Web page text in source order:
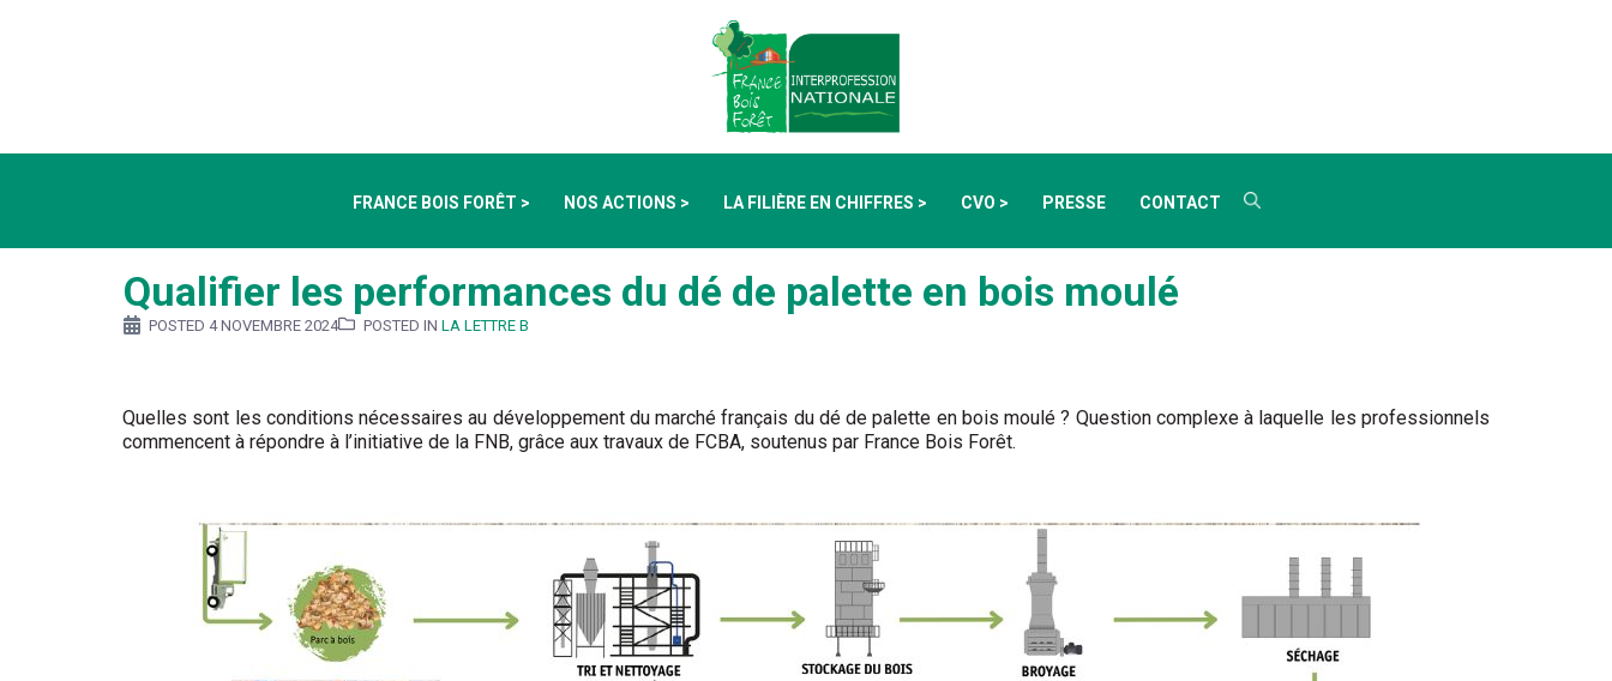
FRANCE BOIS FORÊT > NOS ACTIONS > LA FILIÈRE EN CHIFFRES > CVO > PRESSE CONTACT
Qualifier les performances du dé de palette en bois moulé
POSTED 4 NOVEMBRE 2024 POSTED IN LA LETTRE B
Quelles sont les conditions nécessaires au développement du marché français du dé de palette en bois moulé ? Question complexe à laquelle les professionnels
commencent à répondre à l’initiative de la FNB, grâce aux travaux de FCBA, soutenus par France Bois Forêt.